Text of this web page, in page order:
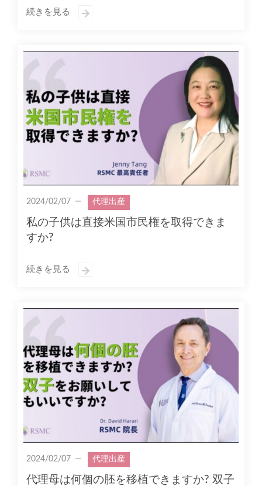
続きを見る
2024/02/07 代理出産
私の子供は直接米国市民権を取得できま
すか?
続きを見る
2024/02/07 代理出産
代理母は何個の胚を移植できますか? 双子